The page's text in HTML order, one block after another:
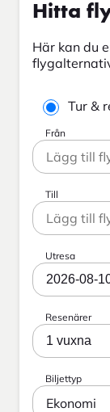
Hitta
Här kan du
Tur &
Från
Till
Utresa
2026-08-
Resenärer
1 vuxna
Biljettyp
Ekonomi